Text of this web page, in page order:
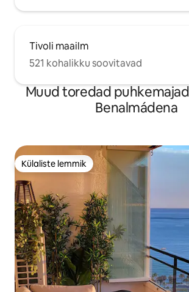
las normas de la comunidad. Toallas de
playa, silla/hamaca y sombrilla de playa
petición. Limpieza gratuita una vez a la
semana para estancias superiores a 7
noches.
Tivoli maailm
521 kohalikku soovitavad
Muud toredad
Benalmádena
Külaliste lemmik
Külaliste lemmik